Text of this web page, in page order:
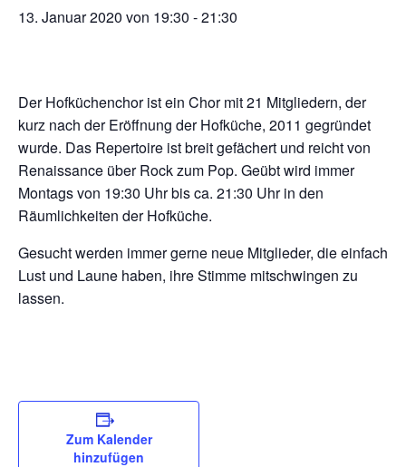
13. Januar 2020 von 19:30 -21:30
Der Hofküchenchor ist ein Chor mit 21 Mitgliedern, der
kurz nach der Eröffnung der Hofküche, 2011 gegründet
wurde. Das Repertoire ist breit gefächert und reicht von
Renaissance über Rock zum Pop. Geübt wird immer
Montags von 19:30 Uhr bis ca. 21:30 Uhr in den
Räumlichkeiten der Hofküche.
Gesucht werden immer gerne neue Mitglieder, die einfach
Lust und Laune haben, ihre Stimme mitschwingen zu
lassen.
Zum Kalender
hinzufügen